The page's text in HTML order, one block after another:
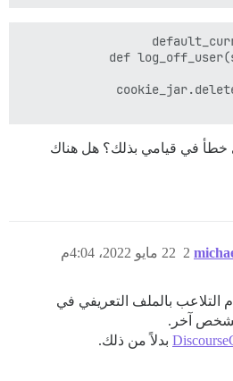
خطأ في قيامي بذلك؟ هل هناك
22 مايو 2022، 4:04م 2
التلاعب بالملف التعريفي في
آخر.
بدلاً من ذلك.